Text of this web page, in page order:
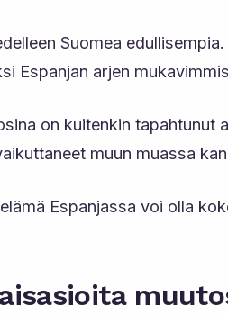
Suomea
Espanjan arjen
on kuitenkin
muun muassa
Espanjassa voi olla